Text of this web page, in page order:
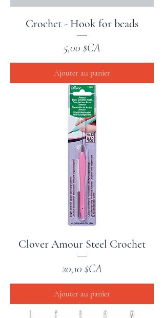
Crochet - Hook for beads
Prix
5,00 $CA
Ajouter au panier
Clover Amour Steel Crochet
Prix
20,10 $CA
Ajouter au panier